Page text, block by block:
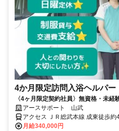
4か月限定訪問入浴ヘルパー
〈4ヶ月限定契約社員〉無資格・未
円！次の仕事までのつなぎに訪問入
アースサポート 山武
アクセス ＪＲ総武本線 成東徒歩
徒歩約4分、ＪＲ東金線/ＪＲ外房
月給340,000円